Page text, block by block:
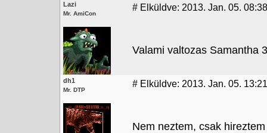
Lazi
Mr. AmiCon
# Elküldve: 2013. Jan. 05. 08:38
Valami valtozas Samantha
dh1
Mr. DTP
# Elküldve: 2013. Jan. 05. 13:21
Nem neztem, csak